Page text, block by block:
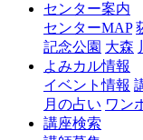
センター案内
センターMAP
記念公園 大森
よみカル情報
イベント情報
月の占い ワン
講座検索